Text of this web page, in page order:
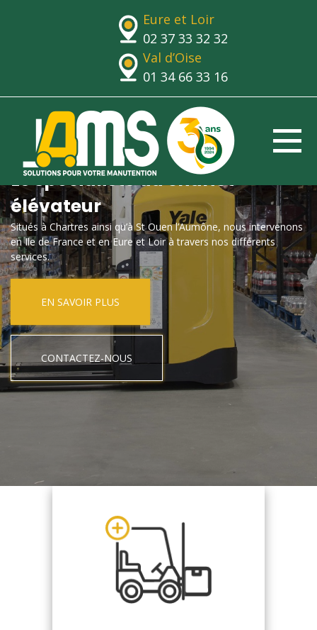
Eure et Loir
02 37 33 32 32
Val d’Oise
01 34 66 33 16
Le spécialiste du chariot
élévateur
Situés à Chartres ainsi qu’à St Ouen l’Aumône, nous intervenons
en Ile de France et en Eure et Loir à travers nos différents
services.
EN SAVOIR PLUS
CONTACTEZ-NOUS